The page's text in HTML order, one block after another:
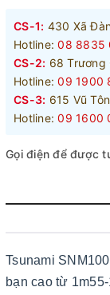
CS-1: 430 Xã
Hotline: 08 8835
CS-2: 68 Trương
Hotline: 09 1900
CS-3: 615 Vũ
Hotline: 09 1600
Gọi điện để được
Tsunami
bạn cao từ